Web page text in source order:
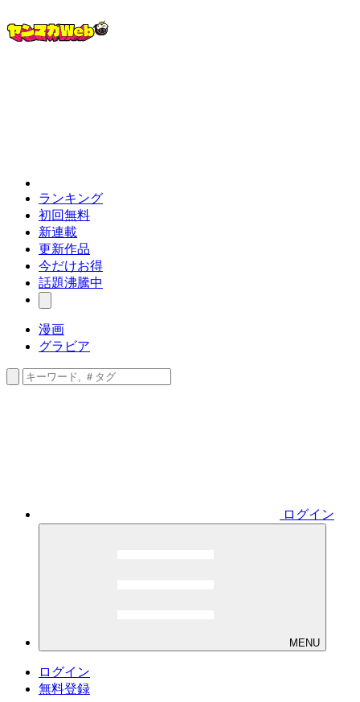
ランキング
初回無料
新連載
更新作品
今だけお得
話題沸騰中
漫画
グラビア
ログイン
MENU
ログイン
無料登録